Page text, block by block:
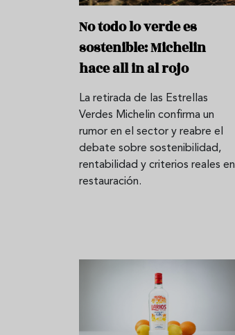
No todo lo verde es
sostenible: Michelin
hace all in al rojo
La retirada de las Estrellas
Verdes Michelin confirma un
rumor en el sector y reabre el
debate sobre sostenibilidad,
rentabilidad y criterios reales en
restauración.